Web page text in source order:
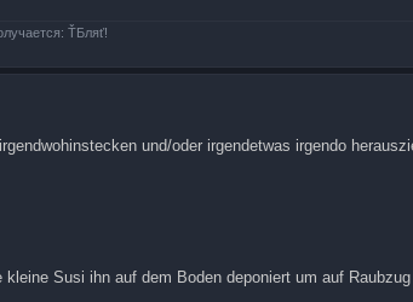
ŤБляť!
und/oder irgendetwas irgendo
Susi ihn auf dem Boden deponiert um auf